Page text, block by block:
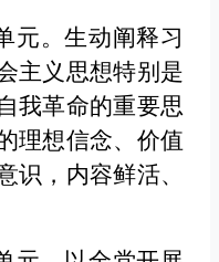
元。生动阐释习
主义思想特别是
我革命的重要思
理想信念、价值
识，内容鲜活、